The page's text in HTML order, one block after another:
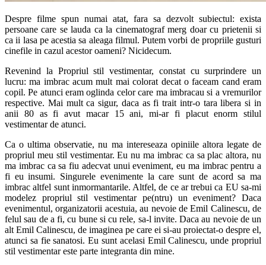
Despre filme spun numai atat, fara sa dezvolt subiectul: exista
persoane care se lauda ca la cinematograf merg doar cu prietenii si
ca ii lasa pe acestia sa aleaga filmul. Putem vorbi de propriile gusturi
cinefile in cazul acestor oameni? Nicidecum.
Revenind la Propriul stil vestimentar, constat cu surprindere un
lucru: ma imbrac acum mult mai colorat decat o faceam cand eram
copil. Pe atunci eram oglinda celor care ma imbracau si a vremurilor
respective. Mai mult ca sigur, daca as fi trait intr-o tara libera si in
anii 80 as fi avut macar 15 ani, mi-ar fi placut enorm stilul
vestimentar de atunci.
Ca o ultima observatie, nu ma intereseaza opiniile altora legate de
propriul meu stil vestimentar. Eu nu ma imbrac ca sa plac altora, nu
ma imbrac ca sa fiu adecvat unui eveniment, eu ma imbrac pentru a
fi eu insumi. Singurele evenimente la care sunt de acord sa ma
imbrac altfel sunt inmormantarile. Altfel, de ce ar trebui ca EU sa-mi
modelez propriul stil vestimentar pe(ntru) un eveniment? Daca
evenimentul, organizatorii acestuia, au nevoie de Emil Calinescu, de
felul sau de a fi, cu bune si cu rele, sa-l invite. Daca au nevoie de un
alt Emil Calinescu, de imaginea pe care ei si-au proiectat-o despre el,
atunci sa fie sanatosi. Eu sunt acelasi Emil Calinescu, unde propriul
stil vestimentar este parte integranta din mine.